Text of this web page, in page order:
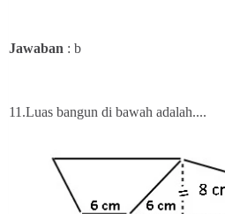
Jawaban : b
11.Luas bangun di bawah adalah....